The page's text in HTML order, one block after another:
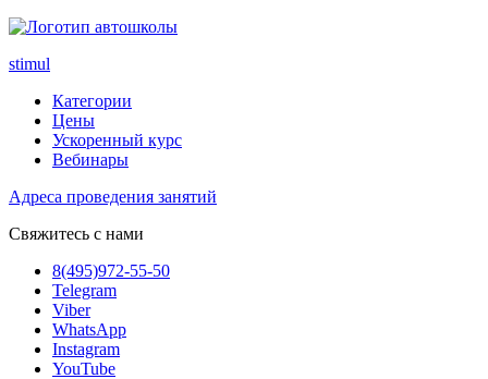
stimul
Категории
Цены
Ускоренный курс
Вебинары
Адреса проведения занятий
Свяжитесь с нами
8(495)972-55-50
Telegram
Viber
WhatsApp
Instagram
YouTube